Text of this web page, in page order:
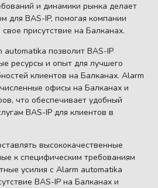
и динамики рынка делает
для BAS-IP, помогая компании
присутствие на Балканах.
automatika позволит BAS-IP
ресурсы и опыт для лучшего
клиентов на Балканах. Alarm
офисы на Балканах и
что обеспечивает удобный
BAS-IP для клиентов в
высококачественные
к специфическим требованиям
усилия с Alarm automatika
BAS-IP на Балканах и